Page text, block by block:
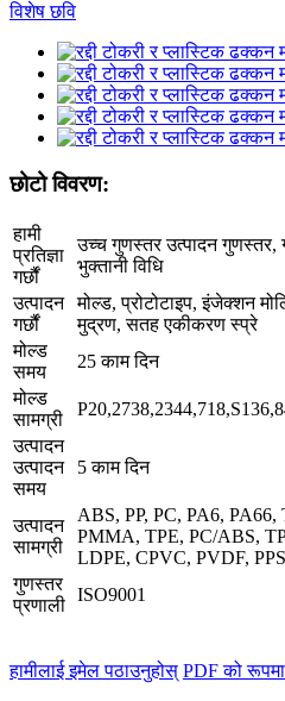
छोटो विवरण:
हामी
प्रतिज्ञा
गर्छौं
उच्च गुणस्तर उत्पादन गुणस्तर,
भुक्तानी विधि
उत्पादन
गर्छौं
मोल्ड, प्रोटोटाइप, इंजेक्शन
मुद्रण, सतह एकीकरण स्प्रे
मोल्ड
समय
25 काम दिन
मोल्ड
सामग्री
उत्पादन
उत्पादन
समय
5 काम दिन
उत्पादन
सामग्री
ABS, PP, PC, PA6,
PMMA, TPE, PC/ABS,
LDPE, CPVC, PVDF,
गुणस्तर
प्रणाली
ISO9001
हामीलाई इमेल पठाउनुहोस् PDF को